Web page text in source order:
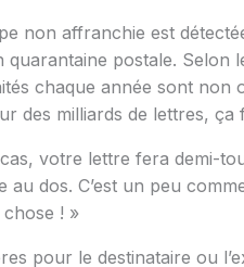
non affranchie est
quarantaine postale. Selon
chaque année sont non
des milliards de lettres, ça
votre lettre fera demi-
au dos. C’est un peu
! »
pour le destinataire ou